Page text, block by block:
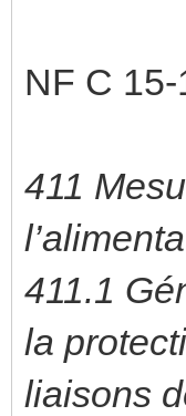
NF C
411
411.1
la
liaisons